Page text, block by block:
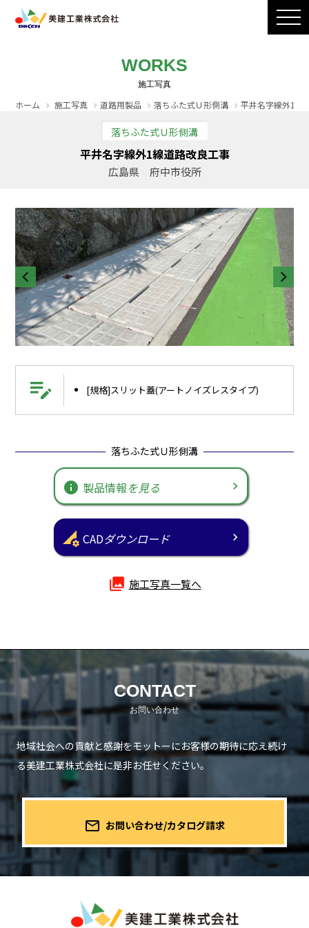
製品ラインナップ
CADダウンロード
WORKS
ホーム 施工写真 道路用製品 落ちふた式Ｕ形側溝 平井名字線外1線
落ちふた式Ｕ形側溝
平井名字線外1線道路改良工事
広島県 府中市役所
edit_note [規格]スリット蓋(アートノイズレスタイプ)
落ちふた式Ｕ形側溝
info 製品情報を見る
perm_data_setting CADダウンロード
photo_library 施工写真一覧へ
CONTACT
地域社会への貢献と感謝をモットーにお客様の期待に応え続け
る美建工業株式会社に是非お任せください。
mail_outline お問い合わせ/カタログ請求